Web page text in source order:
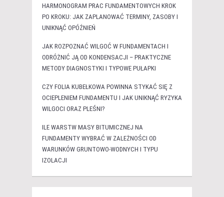
HARMONOGRAM PRAC FUNDAMENTOWYCH KROK
PO KROKU: JAK ZAPLANOWAĆ TERMINY, ZASOBY I
UNIKNĄĆ OPÓŹNIEŃ
JAK ROZPOZNAĆ WILGOĆ W FUNDAMENTACH I
ODRÓŻNIĆ JĄ OD KONDENSACJI – PRAKTYCZNE
METODY DIAGNOSTYKI I TYPOWE PUŁAPKI
CZY FOLIA KUBEŁKOWA POWINNA STYKAĆ SIĘ Z
OCIEPLENIEM FUNDAMENTU I JAK UNIKNĄĆ RYZYKA
WILGOCI ORAZ PLEŚNI?
ILE WARSTW MASY BITUMICZNEJ NA
FUNDAMENTY WYBRAĆ W ZALEŻNOŚCI OD
WARUNKÓW GRUNTOWO-WODNYCH I TYPU
IZOLACJI